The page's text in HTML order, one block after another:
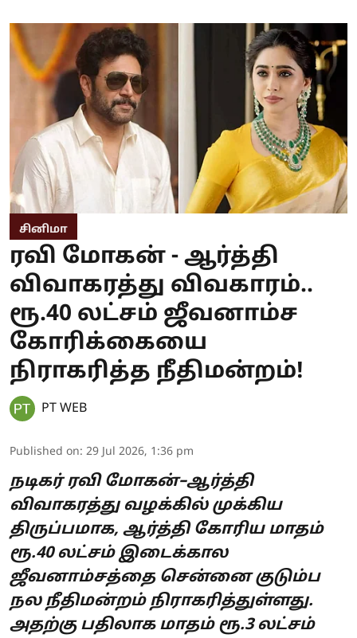
சினிமா
ரவி மோகன் - ஆர்த்தி
விவாகரத்து விவகாரம்..
ரூ.40 லட்சம் ஜீவனாம்ச
கோரிக்கையை
நிராகரித்த நீதிமன்றம்!
PT WEB
Published on: 29 Jul 2026, 1:36 pm
நடிகர் ரவி மோகன்–ஆர்த்தி
விவாகரத்து வழக்கில் முக்கிய
திருப்பமாக, ஆர்த்தி கோரிய மாதம்
ரூ.40 லட்சம் இடைக்கால
ஜீவனாம்சத்தை சென்னை குடும்ப
நல நீதிமன்றம் நிராகரித்துள்ளது.
அதற்கு பதிலாக மாதம் ரூ.3 லட்சம்